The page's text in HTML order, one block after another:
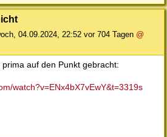
04.09.2024, 22:52 vor 704 Tagen @
auf den Punkt gebracht:
watch?v=ENx4bX7vEwY&t=3319s